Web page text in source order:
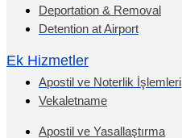
Deportation & Removal
Detention at Airport
Ek Hizmetler
Apostil ve Noterlik İşlemleri
Vekaletname
Apostil ve Yasallaştırma